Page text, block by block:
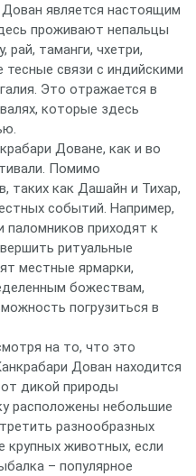
является настоящим
проживают непальцы
рай, таманги, чхетри,
связи с индийскими
Это отражается в
которые здесь
Доване, как и во
Помимо
таких как Дашайн и Тихар,
событий. Например,
паломников приходят к
ритуальные
местные ярмарки,
божествам,
погрузиться в
на то, что это
Дован находится
дикой природы
расположены небольшие
разнообразных
крупных животных, если
– популярное